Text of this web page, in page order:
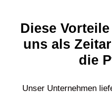
Diese
uns als
die
Unser Unternehmen